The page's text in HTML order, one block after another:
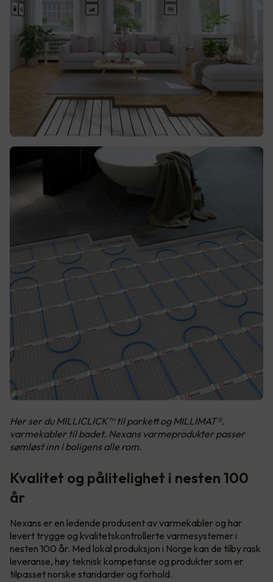
Her ser du MILLICLICK™ til parkett og MILLIMAT®.
varmekabler til badet. Nexans varmeprodukter passer
sømløst inn i boligens alle rom.
Kvalitet og pålitelighet i nesten 100
år
Nexans er en ledende produsent av varmekabler og har
levert trygge og kvalitetskontrollerte varmesystemer i
nesten 100 år. Med lokal produksjon i Norge kan de tilby rask
leveranse, høy teknisk kompetanse og produkter som er
tilpasset norske standarder og forhold.